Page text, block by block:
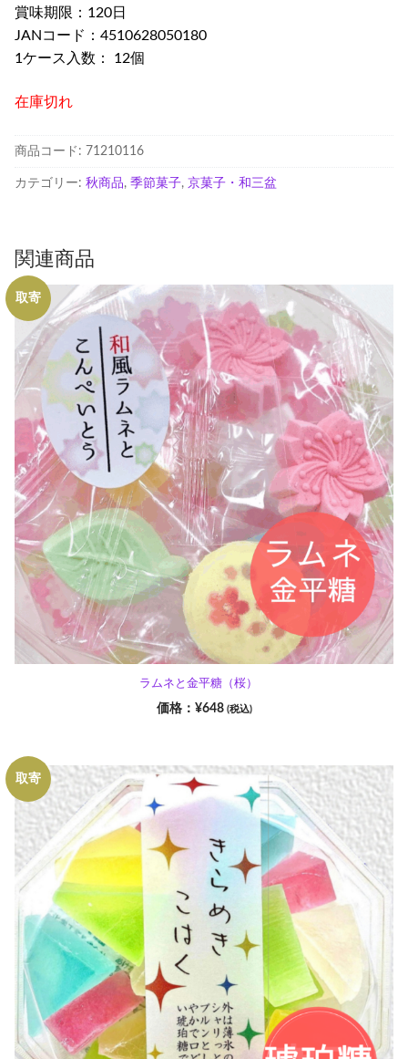
賞味期限：120日
JANコード：4510628050180
1ケース入数： 12個
在庫切れ
商品コード: 71210116
カテゴリー: 秋商品, 季節菓子, 京菓子・和三盆
関連商品
取寄
ラムネと金平糖（桜）
¥648 (税込)
取寄